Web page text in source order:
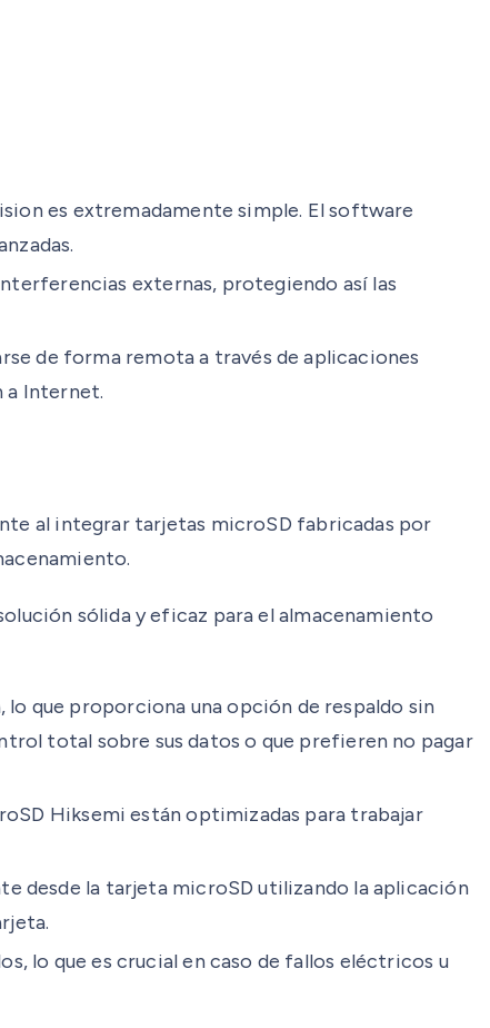
es extremadamente simple. El software
externas, protegiendo así las
de forma remota a través de aplicaciones
a Internet.
al integrar tarjetas microSD fabricadas por
sólida y eficaz para el almacenamiento
que proporciona una opción de respaldo sin
total sobre sus datos o que prefieren no pagar
Hiksemi están optimizadas para trabajar
desde la tarjeta microSD utilizando la aplicación
lo que es crucial en caso de fallos eléctricos u